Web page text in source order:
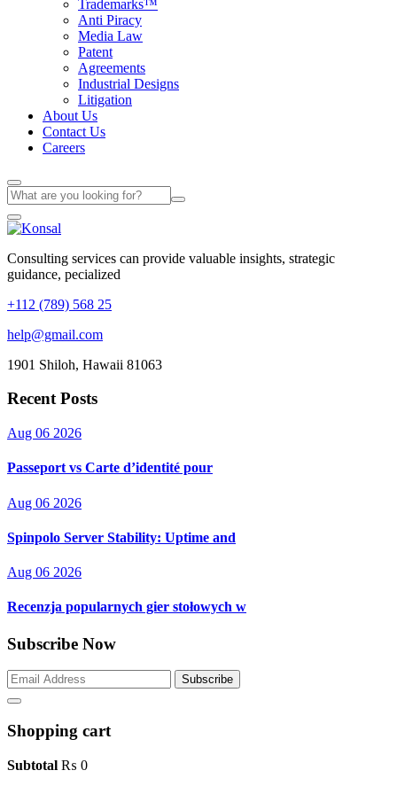
Trademarks™
Anti Piracy
Media Law
Patent
Agreements
Industrial Designs
Litigation
About Us
Contact Us
Careers
Consulting services can provide valuable insights, strategic
guidance, pecialized
+112 (789) 568 25
help@gmail.com
1901 Shiloh, Hawaii 81063
Recent Posts
Aug 06 2026
Passeport vs Carte d’identité pour
Aug 06 2026
Spinpolo Server Stability: Uptime and
Aug 06 2026
Recenzja popularnych gier stołowych w
Subscribe Now
Subscribe
Shopping cart
Subtotal ₨ 0